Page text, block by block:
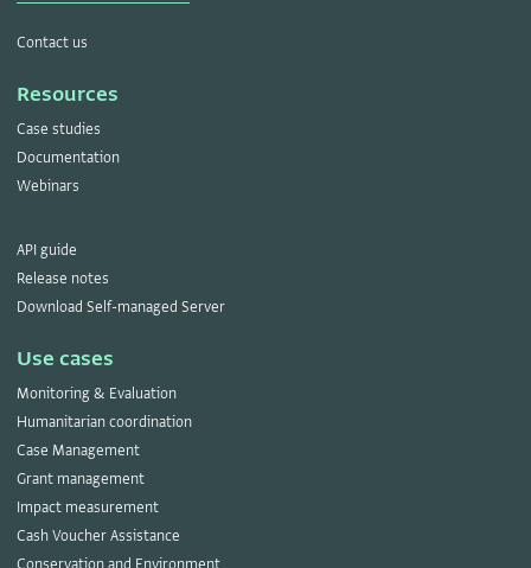
Contact us
Resources
Case studies
Documentation
Webinars
API guide
Release notes
Download Self-managed Server
Use cases
Monitoring & Evaluation
Humanitarian coordination
Case Management
Grant management
Impact measurement
Cash Voucher Assistance
Conservation and Environment